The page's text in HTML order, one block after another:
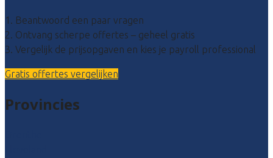
1. Beantwoord een paar vragen
2. Ontvang scherpe offertes – geheel gratis
3. Vergelijk de prijsopgaven en kies je payroll professional
Gratis offertes vergelijken
Provincies